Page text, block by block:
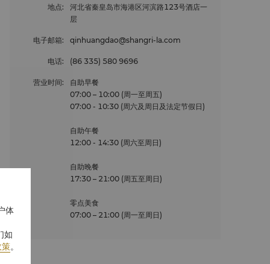
地点:
河北省秦皇岛市海港区河滨路123号酒店一
层
电子邮箱: qinhuangdao@shangri-la.com
电话: (86 335) 580 9696
营业时间:
自助早餐
07:00 – 10:00 (周一至周五)
07:00 - 10:30 (周六及周日及法定节假日)
自助午餐
12:00 - 14:30 (周六至周日)
自助晚餐
17:30 – 21:00 (周五至周日)
零点美食
07:00 – 21:00 (周一至周日)
体
如
。